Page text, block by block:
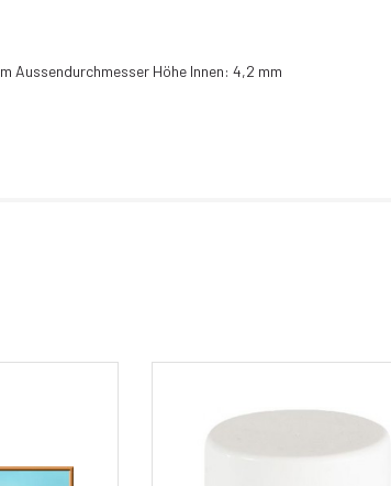
Aussendurchmesser Höhe Innen: 4,2 mm